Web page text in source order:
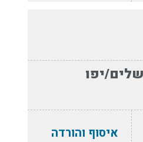
יפו
איסוף והורדה